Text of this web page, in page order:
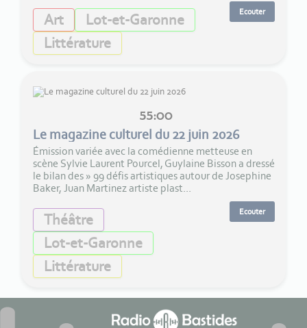
Art
Lot-et-Garonne
Littérature
Ecouter
55:00
Le magazine culturel du 22 juin 2026
Émission variée avec la comédienne metteuse en
scène Sylvie Laurent Pourcel, Guylaine Bisson a dressé
le bilan des » 99 défis artistiques autour de Josephine
Baker, Juan Martinez artiste plast...
Théâtre
Lot-et-Garonne
Littérature
Ecouter